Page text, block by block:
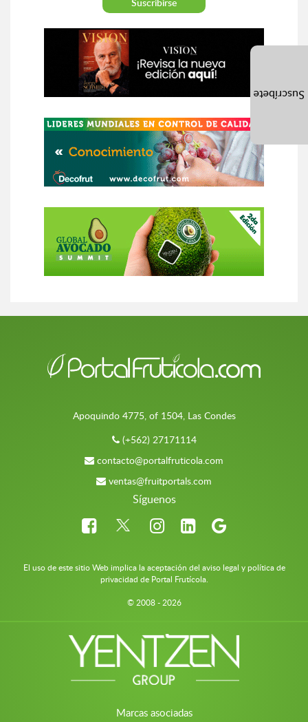
Apoquindo 4775, of 1504, Las Condes
(+562) 27171114
contacto@portalfruticola.com
ventas@fruitportals.com
Síguenos
El uso de este sitio Web implica la aceptación del aviso legal y política de
privacidad de Portal Frutícola.
© 2008 - 2026
Marcas asociadas
Suscríbete